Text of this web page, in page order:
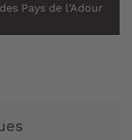
Pays de l'Adour